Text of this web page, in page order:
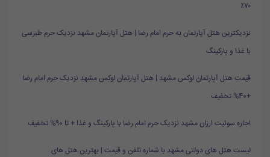
۷۰٪
نزدیکترین هتل آپارتمان به حرم امام رضا | هتل آپارتمان مشهد نزدیک حرم طبرسی
با غذا و پارکینگ
قیمت هتل آپارتمان لوکس مشهد | هتل آپارتمان لوکس مشهد نزدیک حرم امام رضا
+40% تخفیف
اجاره سوئیت ارزان مشهد نزدیک حرم امام رضا با پارکینگ و غذا + تا 90% تخفیف
لیست هتل های دولتی مشهد با شماره تلفن و قیمت | بهترین هتل های